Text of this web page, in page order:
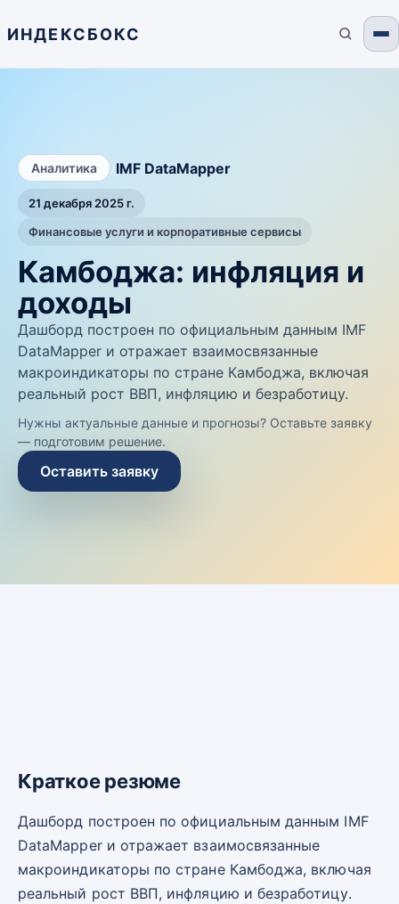
ИНДЕКСБОКС
Аналитика IMF DataMapper
21 декабря 2025 г.
Финансовые услуги и корпоративные сервисы
Камбоджа: инфляция и
доходы
Дашборд построен по официальным данным IMF
DataMapper и отражает взаимосвязанные
макроиндикаторы по стране Камбоджа, включая
реальный рост ВВП, инфляцию и безработицу.
Нужны актуальные данные и прогнозы? Оставьте заявку
— подготовим решение.
Оставить заявку
Краткое резюме
Дашборд построен по официальным данным IMF
DataMapper и отражает взаимосвязанные
макроиндикаторы по стране Камбоджа, включая
реальный рост ВВП, инфляцию и безработицу.